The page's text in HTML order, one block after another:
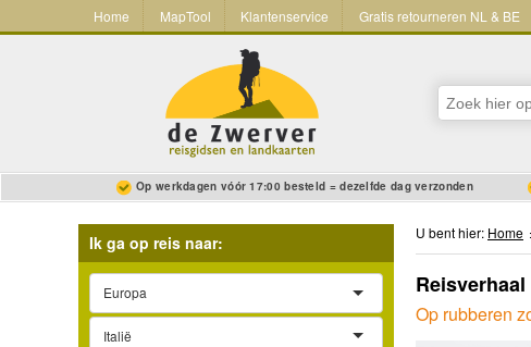
Home MapTool Klantenservice Gratis retourneren NL & BE
Op werkdagen vóór 17:00 besteld = dezelfde dag verzonden
Ik ga op reis naar:
Europa
Italië
U bent hier: Home
Op rubberen